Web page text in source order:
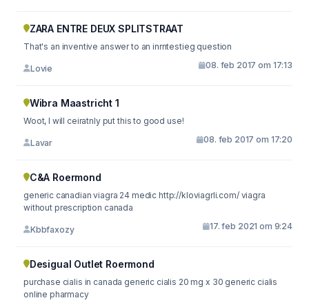
ZARA ENTRE DEUX SPLITSTRAAT
That's an inventive answer to an inrntestieg question
Lovie 08. feb 2017 om 17:13
Wibra Maastricht 1
Woot, I will ceiratnly put this to good use!
Lavar 08. feb 2017 om 17:20
C&A Roermond
generic canadian viagra 24 medic http://kloviagrli.com/ viagra
without prescription canada
Kbbfaxozy 17. feb 2021 om 9:24
Desigual Outlet Roermond
purchase cialis in canada generic cialis 20 mg x 30 generic cialis
online pharmacy